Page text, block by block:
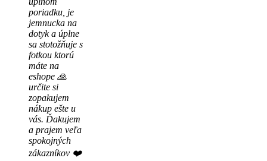
poriadku, je
jemnucka na
dotyk a úplne
sa stotožňuje s
fotkou ktorú
máte na
eshope 🙏
určite si
zopakujem
nákup ešte u
vás. Ďakujem
a prajem veľa
spokojných
zákazníkov ❤️